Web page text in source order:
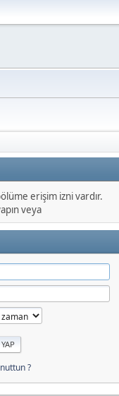
erişim izni vardır.
veya
?